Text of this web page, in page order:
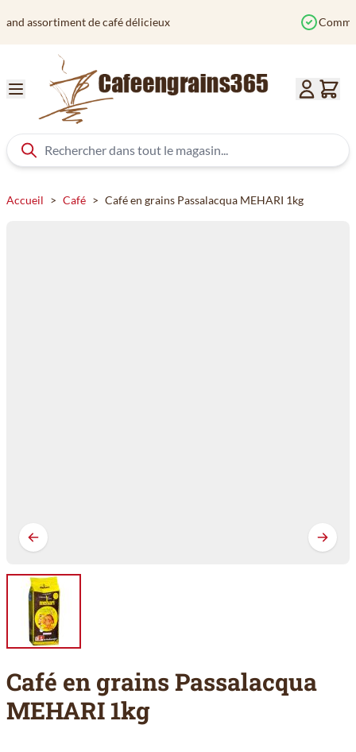
Commandé avant 12h? Expédié aujourd'hui
Accueil > Café > Café en grains Passalacqua MEHARI 1kg
Café en grains Passalacqua
MEHARI 1kg